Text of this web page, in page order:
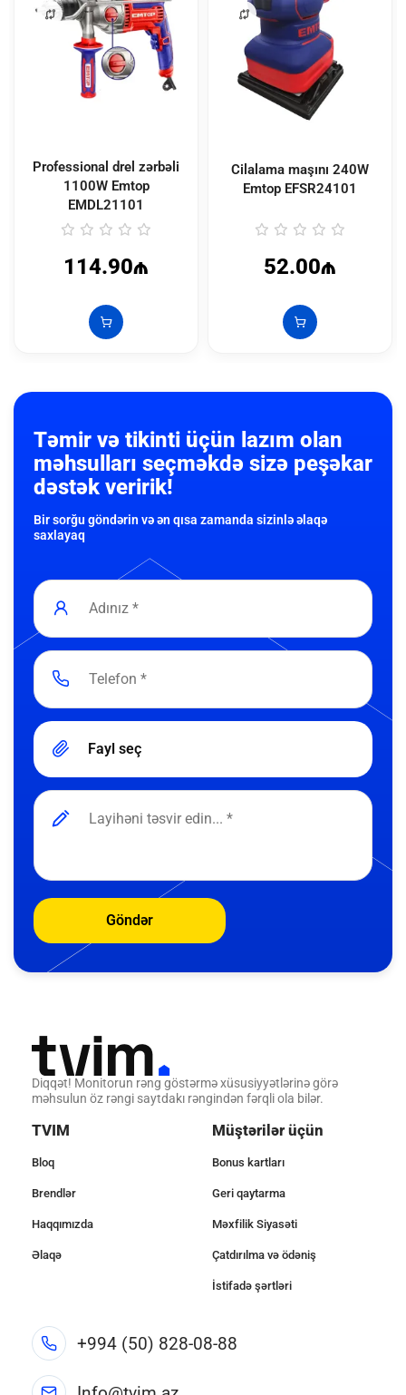
Professional drel zərbəli
1100W Emtop
EMDL21101
114.90₼
Cilalama maşını 240W
Emtop EFSR24101
52.00₼
Təmir və tikinti üçün lazım olan
məhsulları seçməkdə sizə peşəkar
dəstək veririk!
Bir sorğu göndərin və ən qısa zamanda sizinlə əlaqə
saxlayaq
Fayl seç
Göndər
Diqqət! Monitorun rəng göstərmə xüsusiyyətlərinə görə
məhsulun öz rəngi saytdakı rəngindən fərqli ola bilər.
TVIM
Bloq
Brendlər
Haqqımızda
Əlaqə
Müştərilər üçün
Bonus kartları
Geri qaytarma
Məxfilik Siyasəti
Çatdırılma və ödəniş
İstifadə şərtləri
+994 (50) 828-08-88